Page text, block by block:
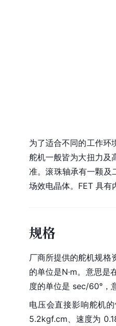
为了适合不同的工作环
舵机一般皆为大扭力及
准。滚珠轴承有一颗
场效电晶体。FET 具有
规格
厂商所提供的舵机规
的单位是N·m。意思是
度的单位是 sec/60°，
电压会直接影响舵机
5.2kgf.cm、速度为